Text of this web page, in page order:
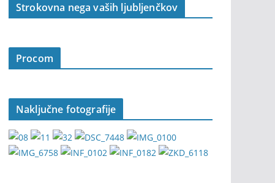
Strokovna nega vaših ljubljenčkov
Procom
Naključne fotografije